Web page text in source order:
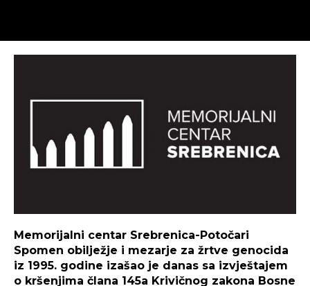
Memorijalni centar Srebrenica-Potočari
Spomen obilježje i mezarje za žrtve genocida
iz 1995. godine izašao je danas sa izvještajem
o kršenjima člana 145a Krivičnog zakona Bosne